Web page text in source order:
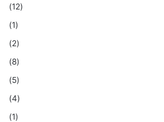
(12)
(1)
(2)
(8)
(5)
(4)
(1)